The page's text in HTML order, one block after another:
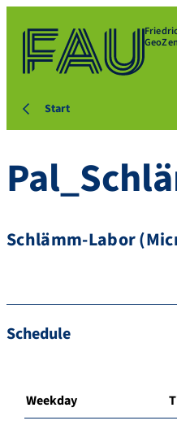
Start
Schlämm-Labor
Schedule
Weekday